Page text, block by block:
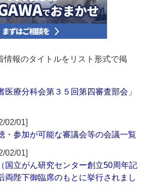
報のタイトルをリスト形式で掲
医療分科会第３５回第四審査部会」
02/01]
・参加が可能な審議会等の会議一覧
02/01]
国立がん研究センター創立50周年記
両陛下御臨席のもとに挙行されまし